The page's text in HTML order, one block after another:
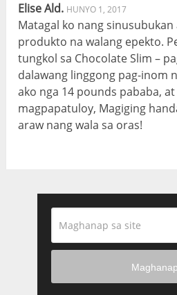
Elise Ald. HUNYO 1, 2017
Matagal ko nang
produkto na walang epekto.
tungkol sa Chocolate Slim –
dalawang linggong pag-inom
ako nga 14 pounds pababa,
magpapatuloy, Magiging
araw nang wala sa oras!
Maghanap